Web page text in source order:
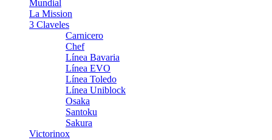
Mundial
La Mission
3 Claveles
Carnicero
Chef
Línea Bavaria
Línea EVO
Línea Toledo
Línea Uniblock
Osaka
Santoku
Sakura
Victorinox